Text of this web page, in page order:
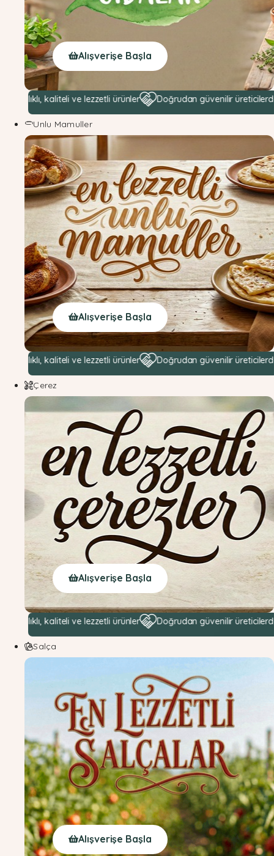
Alışverişe Başla
kaliteli ve lezzetli ürünler Doğrudan güvenilir üreticilerden
Unlu Mamuller
Alışverişe Başla
kaliteli ve lezzetli ürünler Doğrudan güvenilir üreticilerden
Çerez
Alışverişe Başla
kaliteli ve lezzetli ürünler Doğrudan güvenilir üreticilerden
Salça
Alışverişe Başla